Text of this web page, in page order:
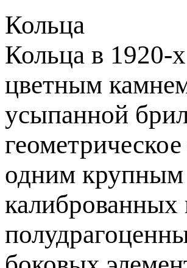
Кольца
Кольца в 1920-
цветным
усыпанной
одним крупным